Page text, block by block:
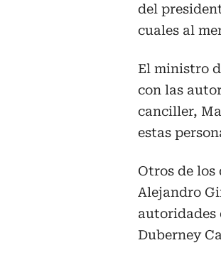
del
cuales al
El ministro
con las
canciller,
estas
Otros de
Alejandro
autoridades
Duberney